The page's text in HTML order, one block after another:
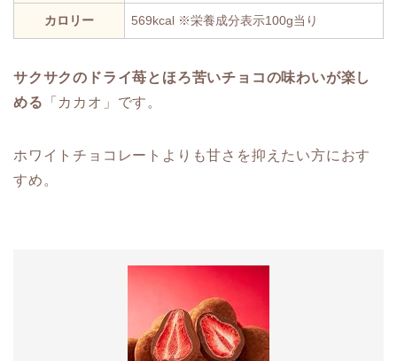
カロリー 569kcal ※栄養成分表示100g当り
サクサクのドライ苺とほろ苦いチョコの味わいが楽し
める 「カカオ」です。
ホワイトチョコレートよりも甘さを抑えたい方におす
すめ。